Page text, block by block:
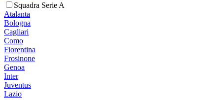
Squadra Serie A
Atalanta
Bologna
Cagliari
Como
Fiorentina
Frosinone
Genoa
Inter
Juventus
Lazio